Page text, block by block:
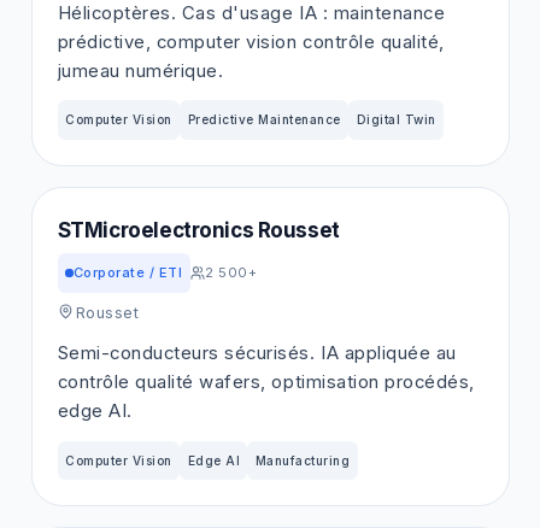
Hélicoptères. Cas d'usage IA : maintenance
prédictive, computer vision contrôle qualité,
jumeau numérique.
Computer Vision Predictive Maintenance Digital Twin
STMicroelectronics Rousset
Corporate / ETI 2 500+
Rousset
Semi-conducteurs sécurisés. IA appliquée au
contrôle qualité wafers, optimisation procédés,
edge AI.
Computer Vision Edge AI Manufacturing